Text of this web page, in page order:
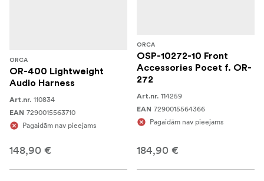
ORCA
OR-400 Lightweight
Audio Harness
Art.nr. 110834
EAN 7290015563710
Pagaidām nav pieejams
148,90 €
ORCA
OSP-10272-10 Front
Accessories Pocet f. OR-
272
Art.nr. 114259
EAN 7290015564366
Pagaidām nav pieejams
184,90 €